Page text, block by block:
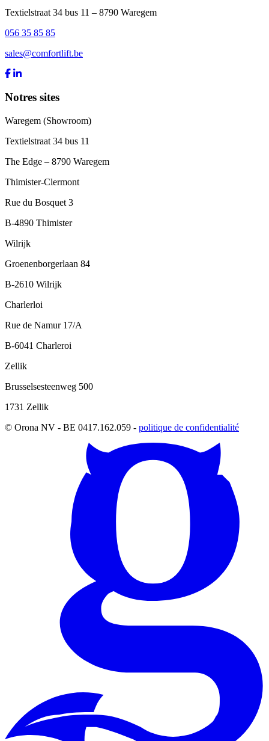
Textielstraat 34 bus 11 – 8790 Waregem
056 35 85 85
sales@comfortlift.be
Notres sites
Waregem (Showroom)
Textielstraat 34 bus 11
The Edge – 8790 Waregem
Thimister-Clermont
Rue du Bosquet 3
B-4890 Thimister
Wilrijk
Groenenborgerlaan 84
B-2610 Wilrijk
Charlerloi
Rue de Namur 17/A
B-6041 Charleroi
Zellik
Brusselsesteenweg 500
1731 Zellik
© Orona NV - BE 0417.162.059 - politique de confidentialité